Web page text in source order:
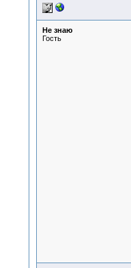
Не знаю
Гость